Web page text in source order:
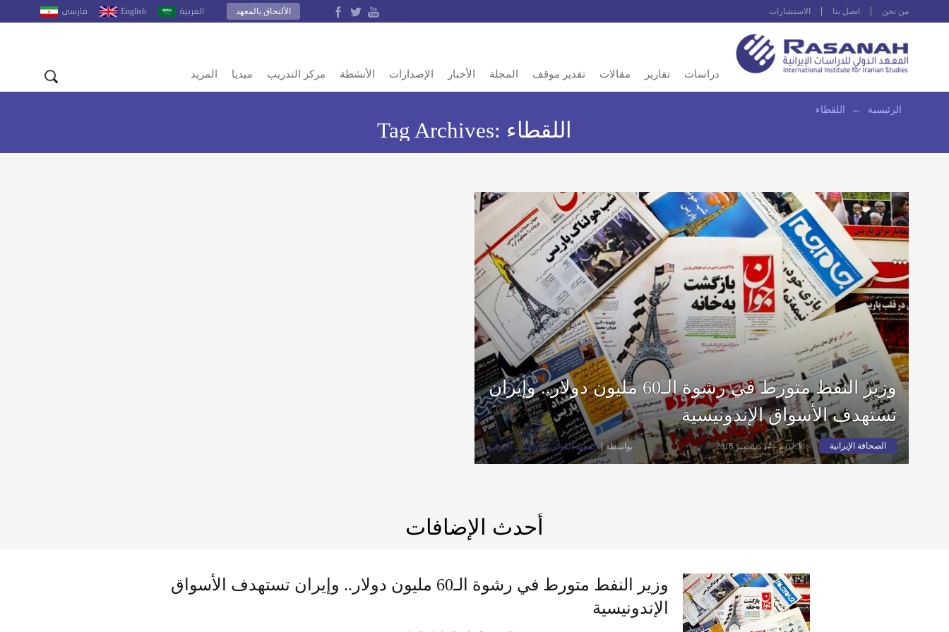
من نحن اتصل بنا الاستشارات العربية English فارسى الألتحاق بالمعهد
دراسات تقارير مقالات تقدير موقف المجلة الأخبار الإصدارات الأنشطة مركز التدريب ميديا المزيد
الرئيسية ← اللقطاء
Tag Archives: اللقطاء
وزير النفط متورط في رشوة الـ60 مليون دولار.. وإيران
تستهدف الأسواق الإندونيسية
الصحافة الإيرانية 03:38 م - 14 ديسمبر 2016 بواسطة المعهد الدولي للدراسات الإيرانية
أحدث الإضافات
وزير النفط متورط في رشوة الـ60 مليون دولار.. وإيران تستهدف الأسواق
الإندونيسية